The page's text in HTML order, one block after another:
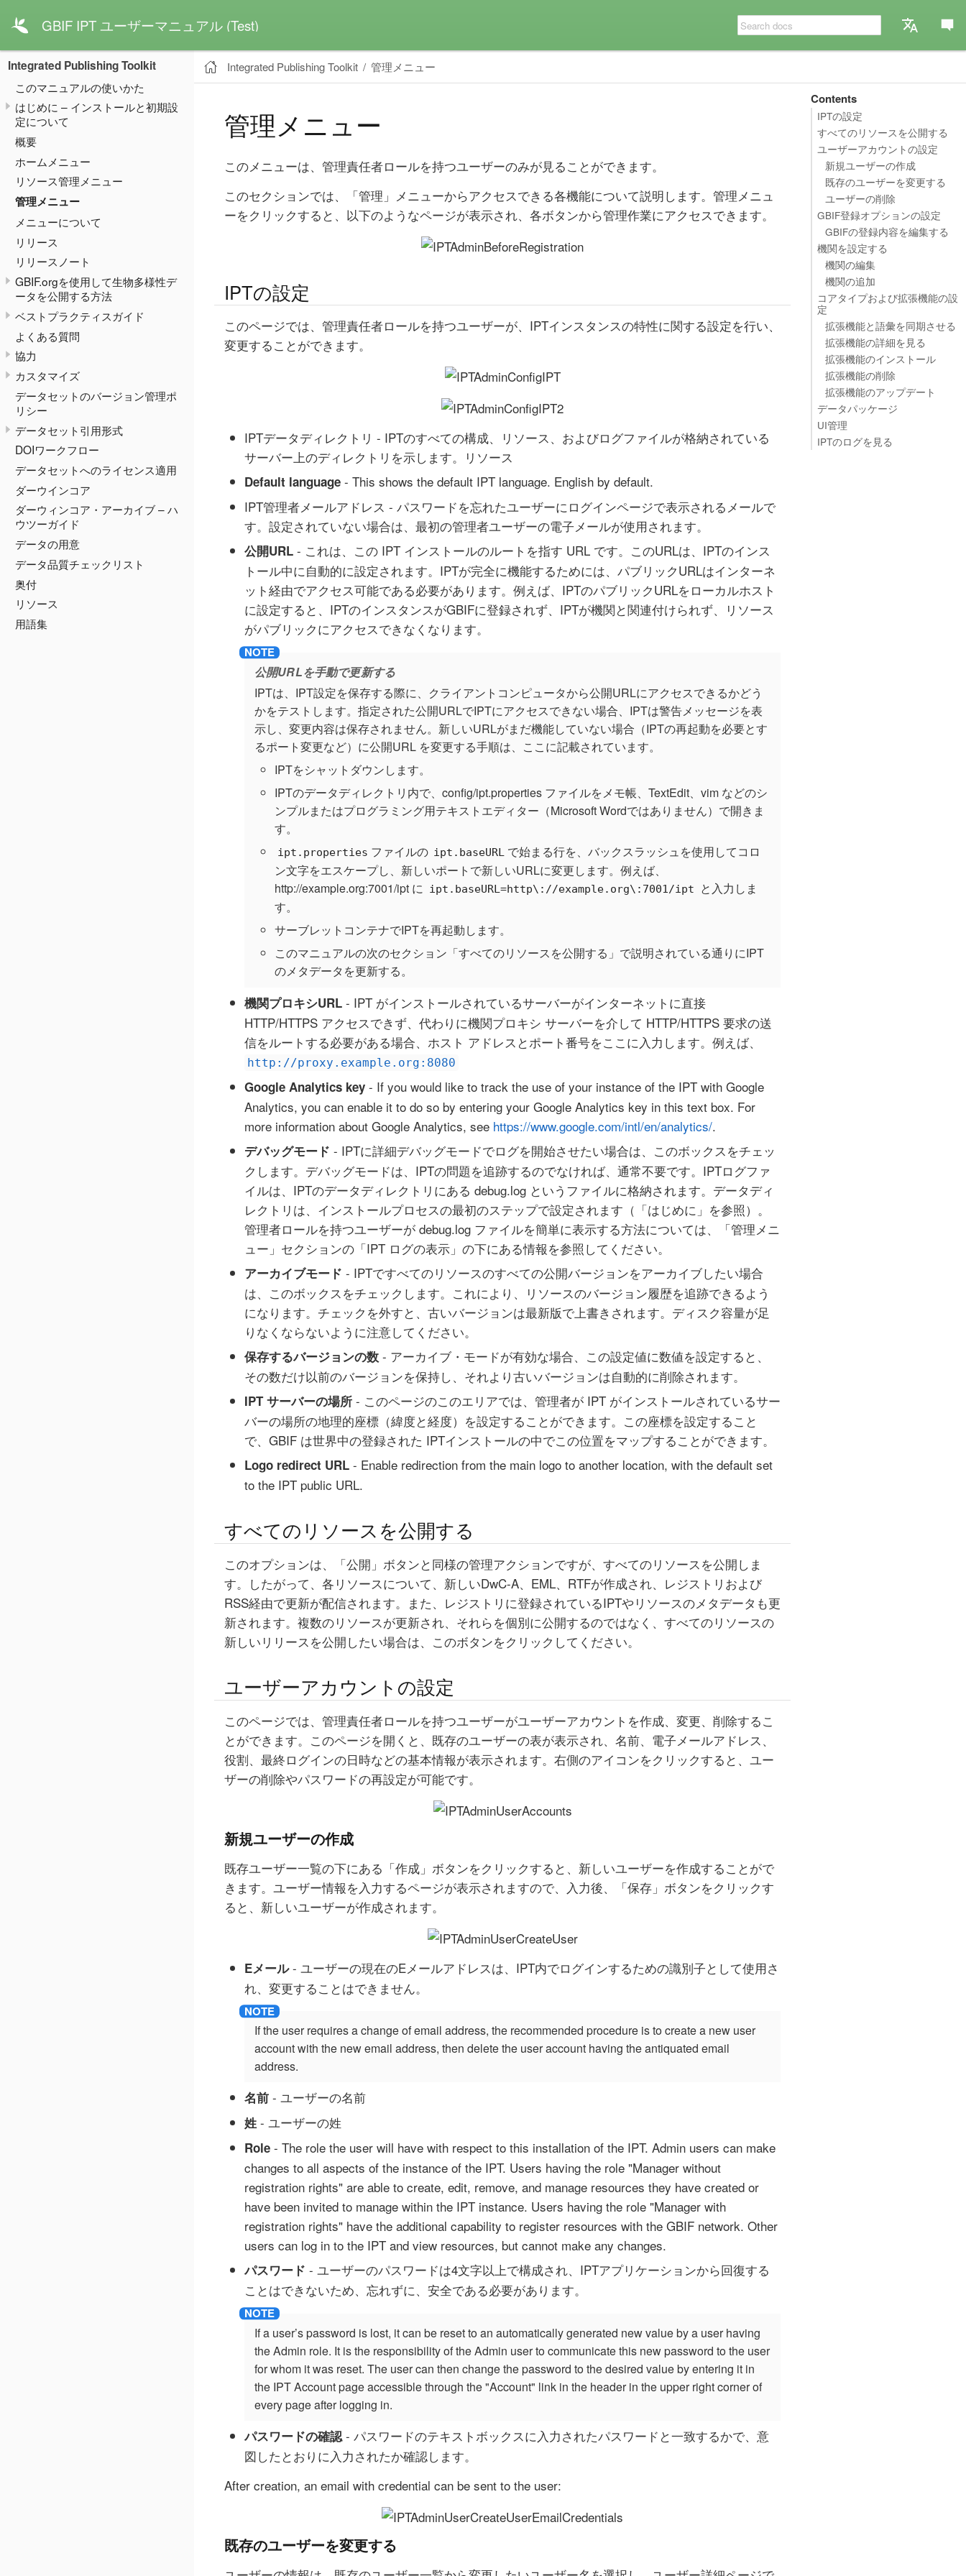
GBIF IPT ユーザーマニュアル (Test)
Integrated Publishing Toolkit
このマニュアルの使いかた
はじめに – インストールと初期設
定について
概要
ホームメニュー
リソース管理メニュー
管理メニュー
メニューについて
リリース
リリースノート
GBIF.orgを使用して生物多様性デ
ータを公開する方法
ベストプラクティスガイド
よくある質問
協力
カスタマイズ
データセットのバージョン管理ポ
リシー
データセット引用形式
DOIワークフロー
データセットへのライセンス適用
ダーウインコア
ダーウィンコア・アーカイブ – ハ
ウツーガイド
データの用意
データ品質チェックリスト
奥付
リソース
用語集
Integrated Publishing Toolkit 管理メニュー
Contents
IPTの設定
すべてのリソースを公開する
ユーザーアカウントの設定
新規ユーザーの作成
既存のユーザーを変更する
ユーザーの削除
GBIF登録オプションの設定
GBIFの登録内容を編集する
機関を設定する
機関の編集
機関の追加
コアタイプおよび拡張機能の設
定
拡張機能と語彙を同期させる
拡張機能の詳細を見る
拡張機能のインストール
拡張機能の削除
拡張機能のアップデート
データパッケージ
UI管理
IPTのログを見る
管理メニュー
このメニューは、管理責任者ロールを持つユーザーのみが見ることができます。
このセクションでは、「管理」メニューからアクセスできる各機能について説明します。管理メニュ
ーをクリックすると、以下のようなページが表示され、各ボタンから管理作業にアクセスできます。
IPTの設定
このページでは、管理責任者ロールを持つユーザーが、IPTインスタンスの特性に関する設定を行い、
変更することができます。
IPTデータディレクトリ - IPTのすべての構成、リソース、およびログファイルが格納されている
サーバー上のディレクトリを示します。リソース
Default language- This shows the default IPT language. English by default.
IPT管理者メールアドレス - パスワードを忘れたユーザーにログインページで表示されるメールで
す。設定されていない場合は、最初の管理者ユーザーの電子メールが使用されます。
公開URL- これは、この IPT インストールのルートを指す URL です。このURLは、IPTのインス
トール中に自動的に設定されます。IPTが完全に機能するためには、パブリックURLはインターネ
ット経由でアクセス可能である必要があります。例えば、IPTのパブリックURLをローカルホスト
に設定すると、IPTのインスタンスがGBIFに登録されず、IPTが機関と関連付けられず、リソース
がパブリックにアクセスできなくなります。
公開URLを手動で更新する
IPTは、IPT設定を保存する際に、クライアントコンピュータから公開URLにアクセスできるかどう
かをテストします。指定された公開URLでIPTにアクセスできない場合、IPTは警告メッセージを表
示し、変更内容は保存されません。新しいURLがまだ機能していない場合（IPTの再起動を必要とす
るポート変更など）に公開URL を変更する手順は、ここに記載されています。
IPTをシャットダウンします。
IPTのデータディレクトリ内で、config/ipt.properties ファイルをメモ帳、TextEdit、vim などのシ
ンプルまたはプログラミング用テキストエディター（Microsoft Wordではありません）で開きま
す。
ipt.properties ファイルの ipt.baseURL で始まる行を、バックスラッシュを使用してコロ
ン文字をエスケープし、新しいポートで新しいURLに変更します。例えば、
http://example.org:7001/ipt に ipt.baseURL=http\://example.org\:7001/ipt
と入力しま
す。
サーブレットコンテナでIPTを再起動します。
このマニュアルの次のセクション「すべてのリソースを公開する」で説明されている通りにIPT
のメタデータを更新する。
機関プロキシURL- IPT がインストールされているサーバーがインターネットに直接
HTTP/HTTPS アクセスできず、代わりに機関プロキシ サーバーを介して HTTP/HTTPS 要求の送
信をルートする必要がある場合、ホスト アドレスとポート番号をここに入力します。例えば、
http://proxy.example.org:8080
Google Analytics key- If you would like to track the use of your instance of the IPT with Google
Analytics, you can enable it to do so by entering your Google Analytics key in this text box. For
more information about Google Analytics, see https://www.google.com/intl/en/analytics/.
デバッグモード - IPTに詳細デバッグモードでログを開始させたい場合は、このボックスをチェッ
クします。デバッグモードは、IPTの問題を追跡するのでなければ、通常不要です。IPTログファ
イルは、IPTのデータディレクトリにある debug.log というファイルに格納されます。データディ
レクトリは、インストールプロセスの最初のステップで設定されます（「はじめに」を参照）。
管理者ロールを持つユーザーが debug.log ファイルを簡単に表示する方法については、「管理メニ
ュー」セクションの「IPT ログの表示」の下にある情報を参照してください。
アーカイブモード - IPTですべてのリソースのすべての公開バージョンをアーカイブしたい場合
は、このボックスをチェックします。これにより、リソースのバージョン履歴を追跡できるよう
になります。チェックを外すと、古いバージョンは最新版で上書きされます。ディスク容量が足
りなくならないように注意してください。
保存するバージョンの数- アーカイブ・モードが有効な場合、この設定値に数値を設定すると、
その数だけ以前のバージョンを保持し、それより古いバージョンは自動的に削除されます。
IPT サーバーの場所- このページのこのエリアでは、管理者が IPT がインストールされているサー
バーの場所の地理的座標（緯度と経度）を設定することができます。この座標を設定すること
で、GBIF は世界中の登録された IPTインストールの中でこの位置をマップすることができます。
Logo redirect URL- Enable redirection from the main logo to another location, with the default set
to the IPT public URL.
すべてのリソースを公開する
このオプションは、「公開」ボタンと同様の管理アクションですが、すべてのリソースを公開しま
す。したがって、各リソースについて、新しいDwC-A、EML、RTFが作成され、レジストリおよび
RSS経由で更新が配信されます。また、レジストリに登録されているIPTやリソースのメタデータも更
新されます。複数のリソースが更新され、それらを個別に公開するのではなく、すべてのリソースの
新しいリリースを公開したい場合は、このボタンをクリックしてください。
ユーザーアカウントの設定
このページでは、管理責任者ロールを持つユーザーがユーザーアカウントを作成、変更、削除するこ
とができます。このページを開くと、既存のユーザーの表が表示され、名前、電子メールアドレス、
役割、最終ログインの日時などの基本情報が表示されます。右側のアイコンをクリックすると、ユー
ザーの削除やパスワードの再設定が可能です。
新規ユーザーの作成
既存ユーザー一覧の下にある「作成」ボタンをクリックすると、新しいユーザーを作成することがで
きます。ユーザー情報を入力するページが表示されますので、入力後、「保存」ボタンをクリックす
ると、新しいユーザーが作成されます。
Eメール- ユーザーの現在のEメールアドレスは、IPT内でログインするための識別子として使用さ
れ、変更することはできません。
If the user requires a change of email address, the recommended procedure is to create a new user
account with the new email address, then delete the user account having the antiquated email
address.
名前- ユーザーの名前
姓- ユーザーの姓
Role- The role the user will have with respect to this installation of the IPT. Admin users can make
changes to all aspects of the instance of the IPT. Users having the role "Manager without
registration rights" are able to create, edit, remove, and manage resources they have created or
have been invited to manage within the IPT instance. Users having the role "Manager with
registration rights" have the additional capability to register resources with the GBIF network. Other
users can log in to the IPT and view resources, but cannot make any changes.
パスワード - ユーザーのパスワードは4文字以上で構成され、IPTアプリケーションから回復する
ことはできないため、忘れずに、安全である必要があります。
If a user’s password is lost, it can be reset to an automatically generated new value by a user having
the Admin role. It is the responsibility of the Admin user to communicate this new password to the user
for whom it was reset. The user can then change the password to the desired value by entering it in
the IPT Account page accessible through the "Account" link in the header in the upper right corner of
every page after logging in.
パスワードの確認- パスワードのテキストボックスに入力されたパスワードと一致するかで、意
図したとおりに入力されたか確認します。
After creation, an email with credential can be sent to the user:
既存のユーザーを変更する